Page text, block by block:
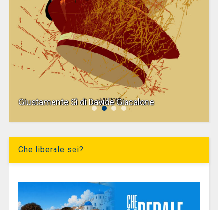
Giustamente Sì di Davide Giacalone
Che liberale sei?